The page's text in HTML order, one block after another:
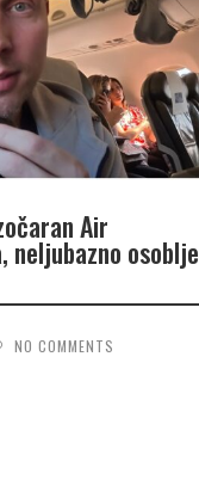
Air
neljubazno osoblje
NO COMMENTS